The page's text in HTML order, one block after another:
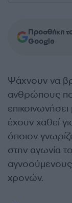
Προσθήκη
Google
Ψάχνουν να
ανθρώπους
έχουν χαθεί
όποιον
στην αγωνία
αγνοούμενους
χρονών.